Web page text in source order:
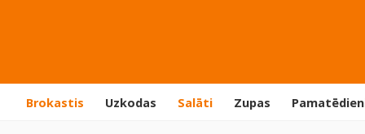
Brokastis Uzkodas Salāti Zupas